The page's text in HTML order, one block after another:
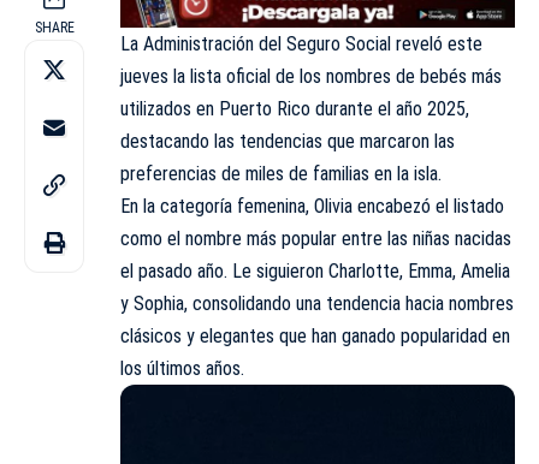
SHARE
La Administración del Seguro Social reveló este
jueves la lista oficial de los nombres de bebés más
utilizados en Puerto Rico durante el año 2025,
destacando las tendencias que marcaron las
preferencias de miles de familias en la isla.
En la categoría femenina, Olivia encabezó el listado
como el nombre más popular entre las niñas nacidas
el pasado año. Le siguieron Charlotte, Emma, Amelia
y Sophia, consolidando una tendencia hacia nombres
clásicos y elegantes que han ganado popularidad en
los últimos años.